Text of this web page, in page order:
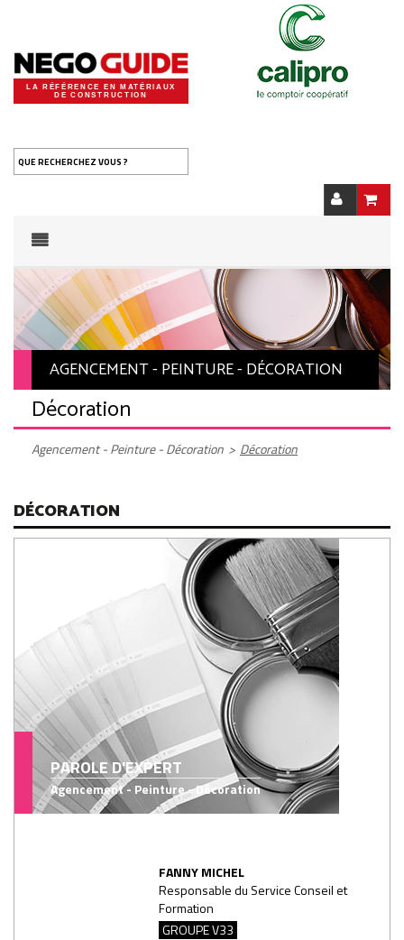
LA RÉFÉRENCE EN MATÉRIAUX
DE CONSTRUCTION
QUE RECHERCHEZ VOUS ?
AGENCEMENT - PEINTURE - DÉCORATION
Décoration
Agencement - Peinture - Décoration > Décoration
DÉCORATION
PAROLE D'EXPERT
Agencement - Peinture - Décoration
FANNY MICHEL
Responsable du Service Conseil et
Formation
GROUPE V33